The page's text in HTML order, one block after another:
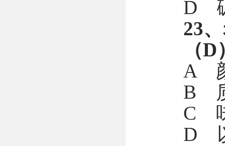
D
23
（
A
B
C
D